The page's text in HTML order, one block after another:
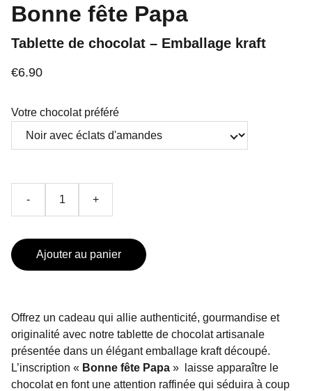
Bonne fête Papa
Tablette de chocolat – Emballage kraft
€6.90
Votre chocolat préféré
- +
Ajouter au panier
Offrez un cadeau qui allie authenticité, gourmandise et
originalité avec notre tablette de chocolat artisanale
présentée dans un élégant emballage kraft découpé.
L’inscription « Bonne fête Papa »
laisse apparaître le
chocolat en font une attention raffinée qui séduira à coup